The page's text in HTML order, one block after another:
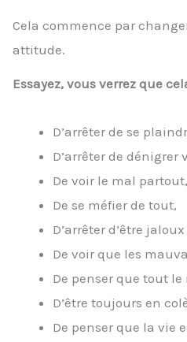
Cela commence par
attitude.
Essayez, vous verrez que
D’arrêter de se
D’arrêter de dénigrer
De voir le mal partout,
De se méfier de tout,
D’arrêter d’être
De voir que les
De penser que tout
D’être toujours en
De penser que la vie